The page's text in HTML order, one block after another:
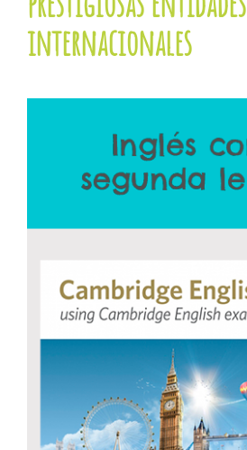
internacionales